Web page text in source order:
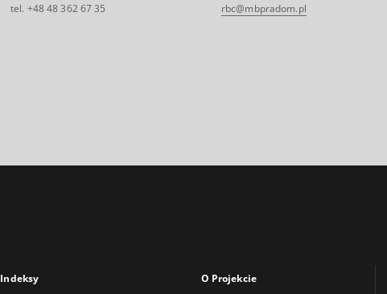
tel. +48 48 362 67 35 rbc@mbpradom.pl
Indeksy O Projekcie